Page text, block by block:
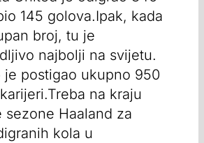
145 golova.Ipak, kada
broj, tu je
najbolji na svijetu.
je postigao ukupno 950
na kraju
Haaland za
kola u